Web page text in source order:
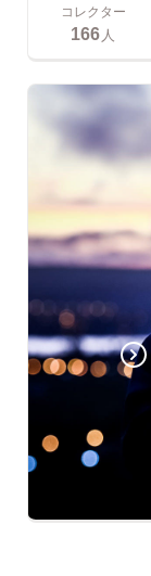
コレクター
166人